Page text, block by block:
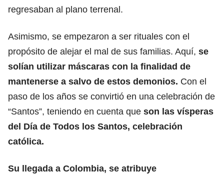
regresaban al plano terrenal.
Asimismo, se empezaron a ser rituales con el
propósito de alejar el mal de sus familias. Aquí, se
solían utilizar máscaras con la finalidad de
mantenerse a salvo de estos demonios. Con el
paso de los años se convirtió en una celebración de
“Santos”, teniendo en cuenta que son las vísperas
del Día de Todos los Santos, celebración
católica.
Su llegada a Colombia, se atribuye